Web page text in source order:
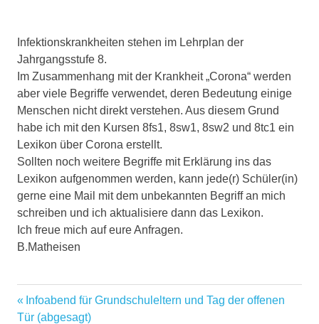
Infektionskrankheiten stehen im Lehrplan der
Jahrgangsstufe 8.
Im Zusammenhang mit der Krankheit „Corona“ werden
aber viele Begriffe verwendet, deren Bedeutung einige
Menschen nicht direkt verstehen. Aus diesem Grund
habe ich mit den Kursen 8fs1, 8sw1, 8sw2 und 8tc1 ein
Lexikon über Corona erstellt.
Sollten noch weitere Begriffe mit Erklärung ins das
Lexikon aufgenommen werden, kann jede(r) Schüler(in)
gerne eine Mail mit dem unbekannten Begriff an mich
schreiben und ich aktualisiere dann das Lexikon.
Ich freue mich auf eure Anfragen.
B.Matheisen
Beitragsnavigation
Vorheriger
Beitrag:
Infoabend für Grundschuleltern und Tag der offenen
Tür (abgesagt)